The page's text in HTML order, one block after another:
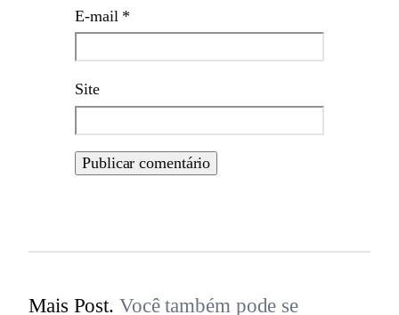
E-mail *
Site
Mais Post. Você também pode se